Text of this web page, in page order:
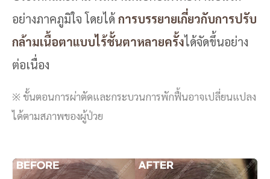
อย่างภาคภูมิใจ โดยได้การบรรยายเกี่ยวกับการปรับ
กล้ามเนื้อตาแบบไร้ชั้นตาหลายครั้งได้จัดขึ้นอย่าง
ต่อเนื่อง
※ ขั้นตอนการผ่าตัดและกระบวนการพักฟื้นอาจเปลี่ยนแปลง
ได้ตามสภาพของผู้ป่วย